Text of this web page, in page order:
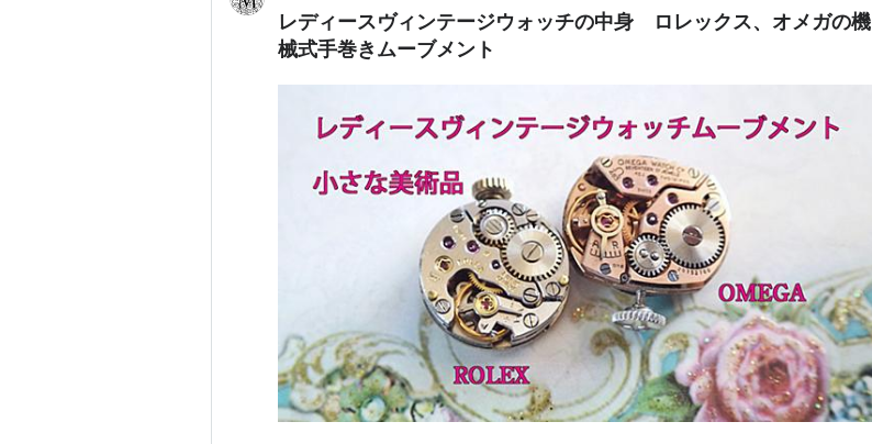
レディースヴィンテージウォッチの中身 ロレックス、オメガの機
械式手巻きムーブメント